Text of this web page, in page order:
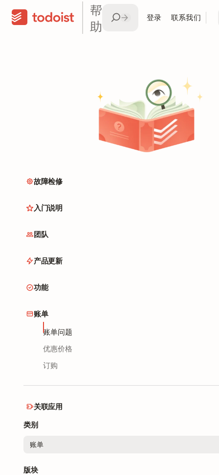
帮
助
登录 联系我们
故障检修
入门说明
团队
产品更新
功能
账单
账单问题
优惠价格
订购
关联应用
类别
版块